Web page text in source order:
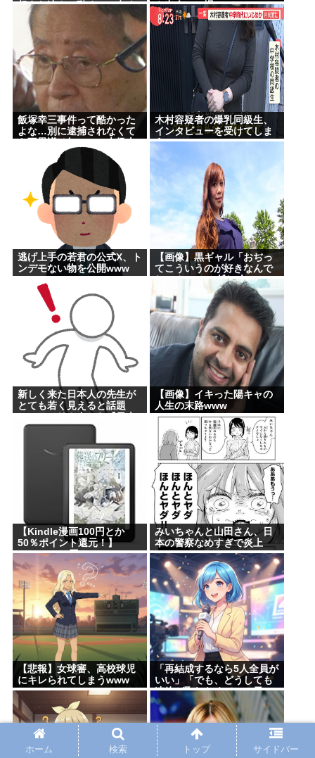
超えた速さで動く→50年を
経て直接観測成功
や出会いの場にwww
飯塚幸三事件って酷かった
よな…別に逮捕されなくて
級叩かれまくってさ
木村容疑者の爆乳同級生、
インタビューを受けてしま
うwww
逃げ上手の若君の公式X、ト
ンデモない物を公開www
【画像】黒ギャル「おぢっ
てこういうのが好きなんで
しょ？www」ﾄﾞﾝｯ！
新しく来た日本人の先生が
とても若く見えると話題
人...
【画像】イキった陽キャの
人生の末路www
【Kindle漫画100円とか
50％ポイント還元！】
GANTZ100円！Dreams、
本日のバーガーがセール
中！BUNGO、Harlem
Beat、新テニスの王子様、
グラゼニ、シュート！新た
なる伝説などポイント還
元！
みいちゃんと山田さん、日
本の警察なめすぎで炎上
www
【悲報】女球審、高校球児
にキレられてしまうwww
「再結成するなら5人全員が
いい」「でも、どうしても
連絡が取れなくて…」元
ZONE・MIZUHO（38）が
明かす「19年ぶりに芸能界
復帰」した本当の理由
ホーム 検索 トップ サイドバー